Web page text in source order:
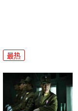
最热